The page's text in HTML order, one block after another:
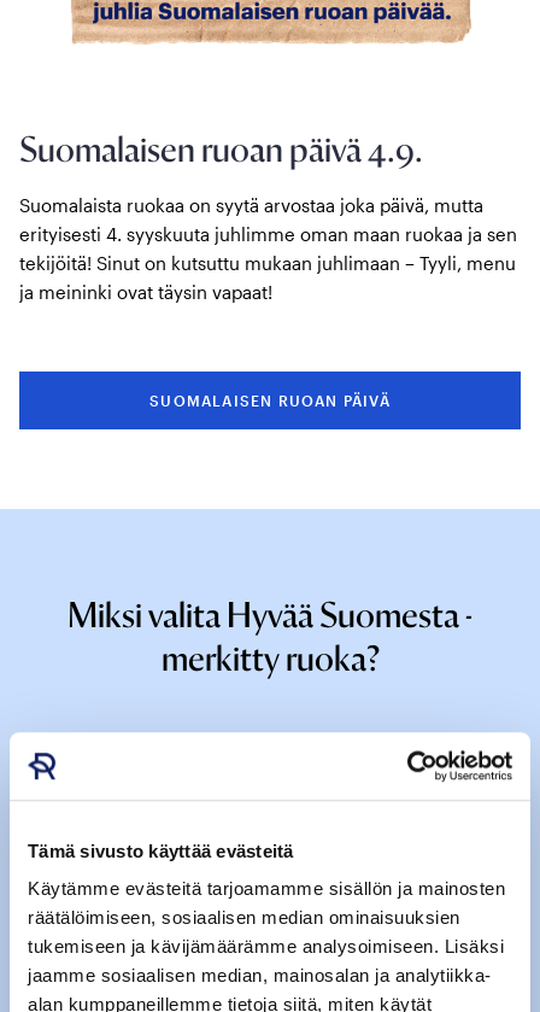
Tämä sivusto käyttää evästeitä
Käytämme evästeitä tarjoamamme sisällön ja mainosten
räätälöimiseen, sosiaalisen median ominaisuuksien
tukemiseen ja kävijämäärämme analysoimiseen. Lisäksi
jaamme sosiaalisen median, mainosalan ja analytiikka-
alan kumppaneillemme tietoja siitä, miten käytät
Suomalaisen ruoan päivä 4.9.
Suomalaista ruokaa on syytä arvostaa joka päivä, mutta
erityisesti 4. syyskuuta juhlimme oman maan ruokaa ja sen
tekijöitä! Sinut on kutsuttu mukaan juhlimaan – Tyyli, menu
ja meininki ovat täysin vapaat!
SUOMALAISEN RUOAN PÄIVÄ
Miksi valita Hyvää Suomesta -
merkitty ruoka?